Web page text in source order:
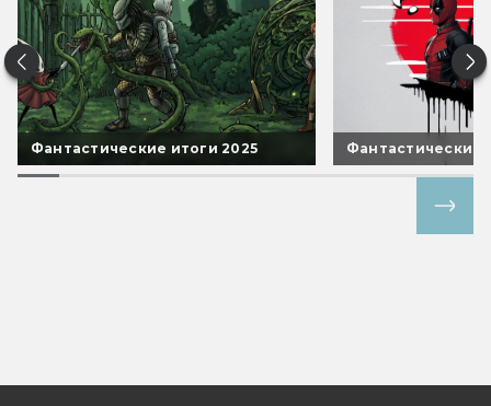
Фантастические итоги 2025 Фантастические